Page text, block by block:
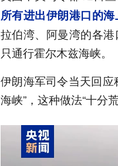
所有进出伊朗港口的
拉伯湾、阿曼湾的各
只通行霍尔木兹海峡。
伊朗海军司令当天回
海峡”，这种做法“十分荒